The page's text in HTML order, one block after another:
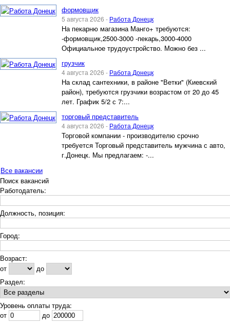
формовщик
5 августа 2026 - Работа Донецк
На пекарню магазина Манго+ требуются:
-формовщик,2500-3000 -пекарь,3000-4000
Официальное трудоустройство. Можно без ...
грузчик
4 августа 2026 - Работа Донецк
На склад сантехники, в районе "Ветки" (Киевский
район), требуются грузчики возрастом от 20 до 45
лет. График 5/2 с 7:...
торговый представитель
4 августа 2026 - Работа Донецк
Торговой компании - производителю срочно
требуется Торговый представитель мужчина с авто,
г.Донецк. Мы предлагаем: -...
Все вакансии
Поиск вакансий
Работодатель:
Должность, позиция:
Город:
Возраст:
от
до
Раздел:
Уровень оплаты труда:
от
до